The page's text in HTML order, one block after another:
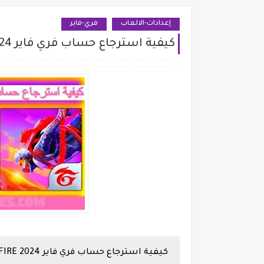
إعدادات-الالعاب فري-فاير
كيفية استرجاع حساب فري فاير 2024 FREE FIRE
كيفية استرجاع حساب فري فاير 2024 FREE FIRE